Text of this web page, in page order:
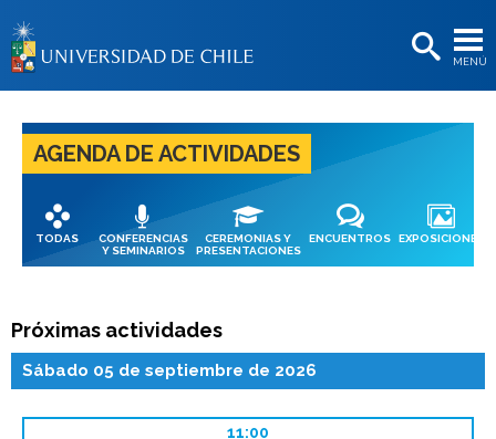
MENÚ
BIBLIOTECAS
Postulantes
Estudiantes
Académicas/os
Egresadas/os
AGENDA DE ACTIVIDADES
TODAS
CONFERENCIAS
Y SEMINARIOS
CEREMONIAS Y
PRESENTACIONES
ENCUENTROS EXPOSICIONES
Próximas actividades
Sábado 05 de septiembre de 2026
11:00